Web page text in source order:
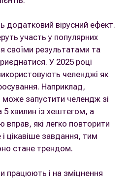
додатковий вірусний ефект.
участь у популярних
своїми результатами та
У 2025 році
челенджі як
Наприклад,
запустити челендж зі
5 хвилин із хештегом, а
які легко повторити
цікавіше завдання, тим
стане трендом.
працюють і на зміцнення